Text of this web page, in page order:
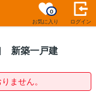
お気に入り
0
ログイン
新築一戸建
ません。